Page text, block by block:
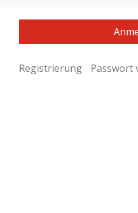
Registrierung Passwort